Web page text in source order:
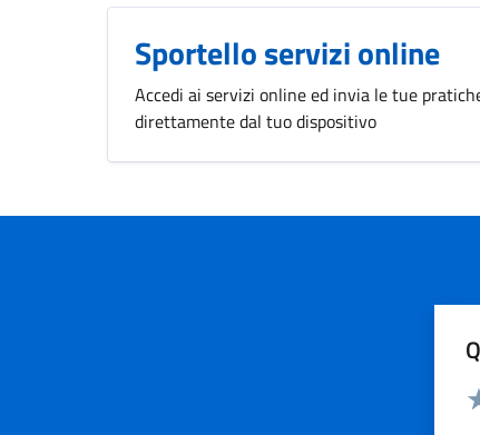
Sportello servizi online
Accedi ai servizi online ed invia le tue
direttamente dal tuo dispositivo